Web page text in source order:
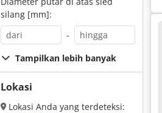
silang [mm]:
-
Tampilkan lebih banyak
Lokasi
Lokasi Anda yang terdeteksi: